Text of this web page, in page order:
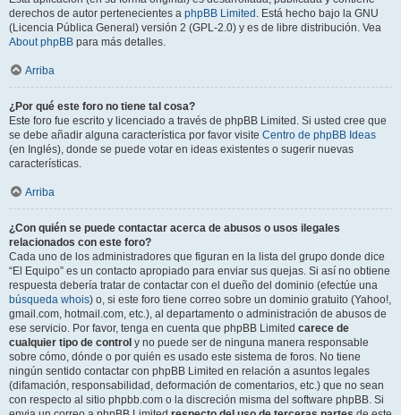
derechos de autor pertenecientes a phpBB Limited . Está hecho bajo la GNU
(Licencia Pública General) versión 2 (GPL-2.0) y es de libre distribución. Vea
About phpBB para más detalles.
Arriba
¿Por qué este foro no tiene tal cosa?
Este foro fue escrito y licenciado a través de phpBB Limited. Si usted cree que
se debe añadir alguna característica por favor visite Centro de phpBB Ideas
(en Inglés), donde se puede votar en ideas existentes o sugerir nuevas
características.
Arriba
¿Con quién se puede contactar acerca de abusos o usos ilegales
relacionados con este foro?
Cada uno de los administradores que figuran en la lista del grupo donde dice
“El Equipo” es un contacto apropiado para enviar sus quejas. Si así no obtiene
respuesta debería tratar de contactar con el dueño del dominio (efectúe una
búsqueda whois) o, si este foro tiene correo sobre un dominio gratuito (Yahoo!,
gmail.com, hotmail.com, etc.), al departamento o administración de abusos de
ese servicio. Por favor, tenga en cuenta que phpBB Limited carece de
cualquier tipo de control y no puede ser de ninguna manera responsable
sobre cómo, dónde o por quién es usado este sistema de foros. No tiene
ningún sentido contactar con phpBB Limited en relación a asuntos legales
(difamación, responsabilidad, deformación de comentarios, etc.) que no sean
con respecto al sitio phpbb.com o la discreción misma del software phpBB. Si